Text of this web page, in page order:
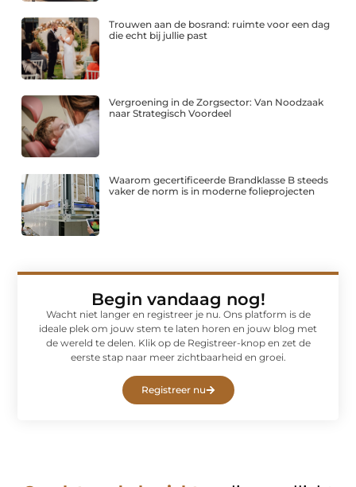
Trouwen aan de bosrand: ruimte voor een dag
die echt bij jullie past
Vergroening in de Zorgsector: Van Noodzaak
naar Strategisch Voordeel
Waarom gecertificeerde Brandklasse B steeds
vaker de norm is in moderne folieprojecten
Begin vandaag nog!
Wacht niet langer en registreer je nu. Ons platform is de
ideale plek om jouw stem te laten horen en jouw blog met
de wereld te delen. Klik op de Registreer-knop en zet de
eerste stap naar meer zichtbaarheid en groei.
Registreer nu